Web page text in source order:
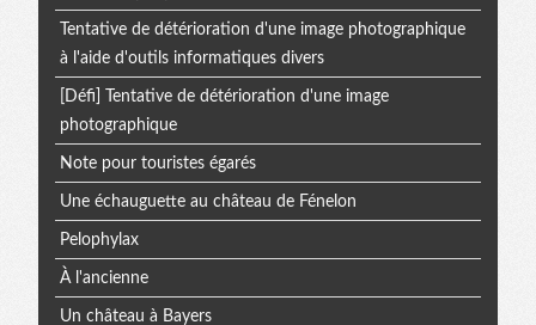
Tentative de détérioration d'une image photographique
à l'aide d'outils informatiques divers
[Défi] Tentative de détérioration d'une image
photographique
Note pour touristes égarés
Une échauguette au château de Fénelon
Pelophylax
À l'ancienne
Un château à Bayers